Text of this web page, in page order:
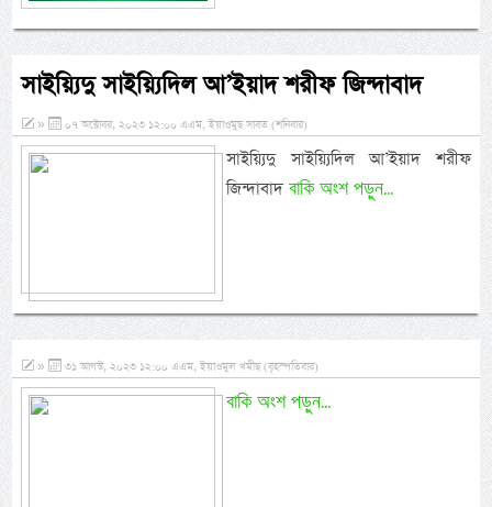
সাইয়্যিদু সাইয়্যিদিল আ’ইয়াদ শরীফ জিন্দাবাদ
» ০৭ অক্টোবর, ২০২৩ ১২:০০ এএম, ইয়াওমুছ সাবত (শনিবার)
সাইয়্যিদু সাইয়্যিদিল আ’ইয়াদ শরীফ
জিন্দাবাদবাকি অংশ পড়ুন...
» ৩১ আগস্ট, ২০২৩ ১২:০০ এএম, ইয়াওমুল খমীছ (বৃহস্পতিবার)
বাকি অংশ পড়ুন...